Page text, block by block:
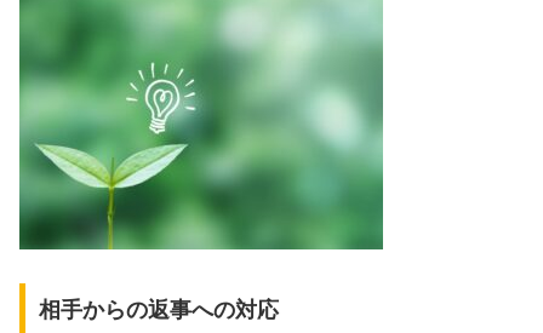
相手からの返事への対応